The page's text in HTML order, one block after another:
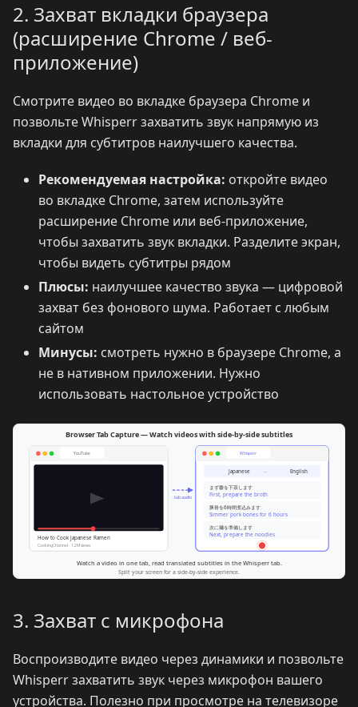
2. Захват вкладки браузера
(расширение Chrome / веб-
приложение)
Смотрите видео во вкладке браузера Chrome и
позвольте Whisperr захватить звук напрямую из
вкладки для субтитров наилучшего качества.
Рекомендуемая настройка: откройте видео
во вкладке Chrome, затем используйте
расширение Chrome или веб-приложение,
чтобы захватить звук вкладки. Разделите экран,
чтобы видеть субтитры рядом
Плюсы: наилучшее качество звука — цифровой
захват без фонового шума. Работает с любым
сайтом
Минусы: смотреть нужно в браузере Chrome, а
не в нативном приложении. Нужно
использовать настольное устройство
3. Захват с микрофона
Воспроизводите видео через динамики и позвольте
Whisperr захватить звук через микрофон вашего
устройства. Полезно при просмотре на телевизоре